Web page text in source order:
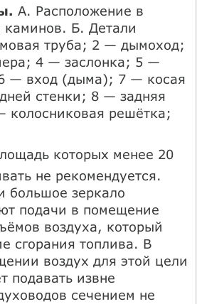
А. Расположение в
Б. Детали
труба; 2 — дымоход;
4 — заслонка; 5 —
— вход (дыма); 7 — косая
стенки; 8 — задняя
колосниковая решётка;
которых менее 20
не рекомендуется.
большое зеркало
подачи в помещение
воздуха, который
сгорания топлива. В
воздух для этой цели
подавать извне
сечением не